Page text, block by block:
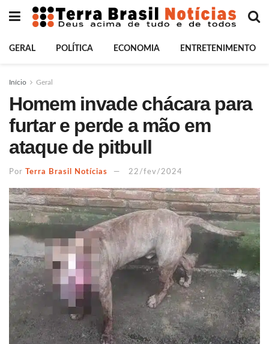
GERAL POLÍTICA ECONOMIA ENTRETENIMENTO
Início Geral
Homem invade chácara para
furtar e perde a mão em
ataque de pitbull
Por Terra Brasil Notícias 22/fev/2024